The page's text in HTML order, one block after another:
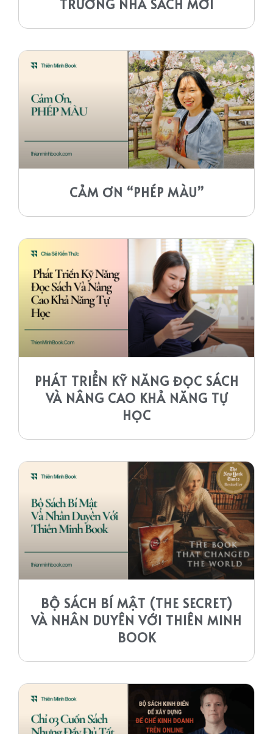
TRƯƠNG NHÀ SÁCH MỚI
CẢM ƠN “PHÉP MÀU”
PHÁT TRIỂN KỸ NĂNG ĐỌC SÁCH
VÀ NÂNG CAO KHẢ NĂNG TỰ
HỌC
BỘ SÁCH BÍ MẬT (THE SECRET)
VÀ NHÂN DUYÊN VỚI THIÊN MINH
BOOK